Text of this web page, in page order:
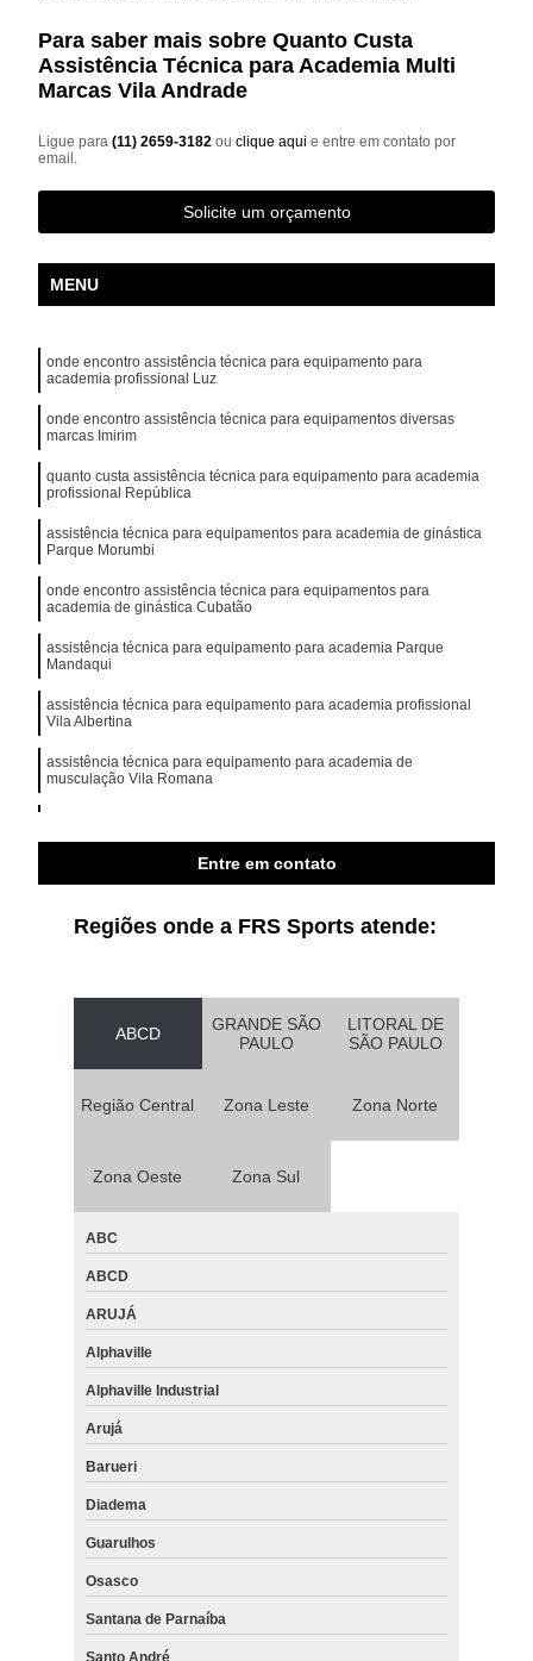
Para saber mais sobre Quanto Custa
Assistência Técnica para Academia Multi
Marcas Vila Andrade
Ligue para(11) 2659-3182ouclique aqui e entre em contato por
email.
Solicite um orçamento
MENU
onde encontro assistência técnica para equipamento para
academia profissional Luz
onde encontro assistência técnica para equipamentos diversas
marcas Imirim
quanto custa assistência técnica para equipamento para academia
profissional República
assistência técnica para equipamentos para academia de ginástica
Parque Morumbi
onde encontro assistência técnica para equipamentos para
academia de ginástica Cubatão
assistência técnica para equipamento para academia Parque
Mandaqui
assistência técnica para equipamento para academia profissional
Vila Albertina
assistência técnica para equipamento para academia de
musculação Vila Romana
Entre em contato
Regiões onde a FRS Sports atende:
ABCD
GRANDE SÃO
PAULO
LITORAL DE
SÃO PAULO
Região Central Zona Leste Zona Norte
Zona Oeste Zona Sul
ABC
ABCD
ARUJÁ
Alphaville
Alphaville Industrial
Arujá
Barueri
Diadema
Guarulhos
Osasco
Santana de Parnaíba
Santo André